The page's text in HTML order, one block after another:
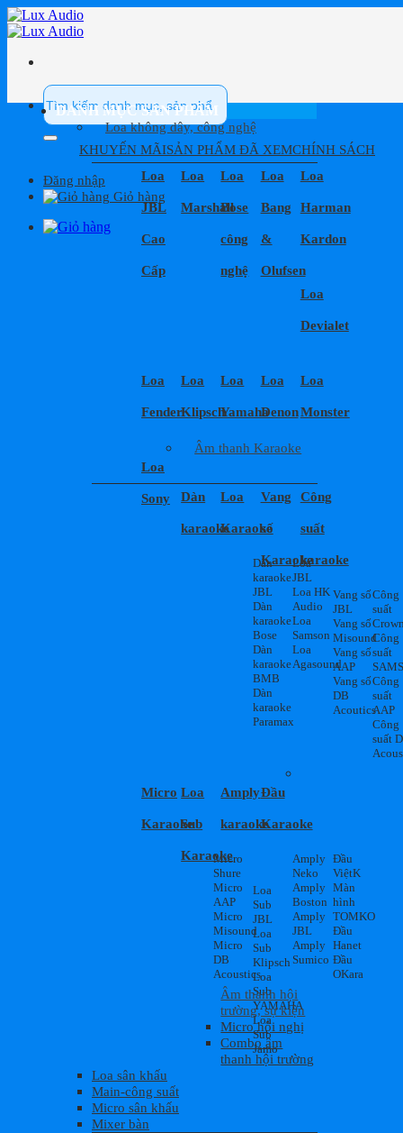
Bỏ
qua
dung
Tìm
kiếm:
KHUYẾN MÃISẢN PHẨM ĐÃ XEMCHÍNH SÁCH
Đăng nhập
Giỏ hàng
DANH MỤC SẢN PHẨM
Loa không dây, công nghệ
Loa
JBL
Cao
Cấp
Loa
Marshall
Loa
Bose
công
nghệ
Loa
Bang
&
Olufsen
Loa
Harman
Kardon
Loa
Devialet
Loa
Fender
Loa
Klipsch
Loa
Yamaha
Loa
Denon
Loa
Monster
Loa
Sony
Âm thanh Karaoke
Dàn
karaoke
Dàn
karaoke
JBL
Dàn
karaoke
Bose
Dàn
karaoke
BMB
Dàn
karaoke
Paramax
Loa
Karaoke
Loa
JBL
Loa HK
Audio
Loa
Samson
Loa
Agasound
Vang
số
Karaoke
Vang số
JBL
Vang số
Misound
Vang số
AAP
Vang số
DB
Acoutics
Công
suất
karaoke
Công
suất
Crown
Công
suất
Công
suất
AAP
Công
suất
Micro
Karaoke
Micro
Shure
Micro
AAP
Micro
Misound
Micro
DB
Acoustics
Loa
Sub
Karaoke
Loa
Sub
JBL
Loa
Sub
Klipsch
Loa
Sub
YAMAHA
Loa
Sub
Jamo
Amply
karaoke
Amply
Neko
Amply
Boston
Amply
JBL
Amply
Sumico
Đầu
Karaoke
Đầu
ViệtK
Màn
hình
TOMKO
Đầu
Hanet
Đầu
OKara
Âm thanh hội
trường, sự kiện
Micro hội nghị
Combo âm
thanh hội trường
Loa sân khấu
Main-công suất
Micro sân khấu
Mixer bàn